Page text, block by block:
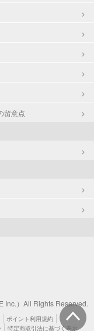
留意点
Inc.）All Rights Reserved.
ポイント利用規約
特定商取引法に基づく表示